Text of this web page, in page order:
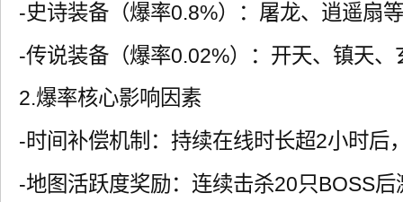
-史诗装备（爆率0.8%）：屠龙、逍遥扇
-传说装备（爆率0.02%）：开天、镇天、
2.爆率核心影响因素
-时间补偿机制：持续在线时长超2小时后
-地图活跃度奖励：连续击杀20只BOSS